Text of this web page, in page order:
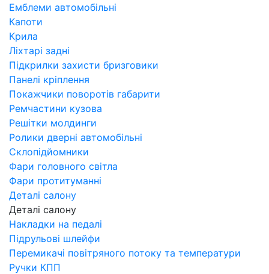
Емблеми автомобільні
Капоти
Крила
Ліхтарі задні
Підкрилки захисти бризговики
Панелі кріплення
Покажчики поворотів габарити
Ремчастини кузова
Решітки молдинги
Ролики дверні автомобільні
Склопідйомники
Фари головного світла
Фари протитуманні
Деталі салону
Деталі салону
Накладки на педалі
Підрульові шлейфи
Перемикачі повітряного потоку та температури
Ручки КПП